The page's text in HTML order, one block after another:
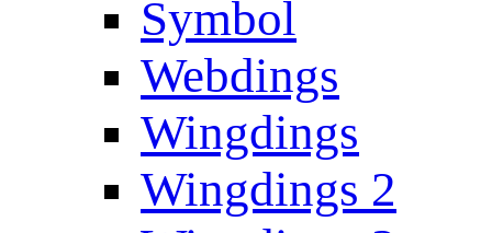
Symbol
Webdings
Wingdings
Wingdings 2